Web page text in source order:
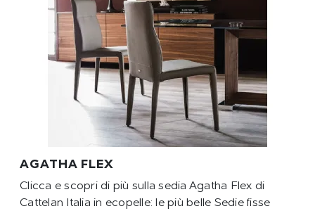
AGATHA FLEX
Clicca e scopri di più sulla sedia Agatha Flex di
Cattelan Italia in ecopelle: le più belle Sedie fisse